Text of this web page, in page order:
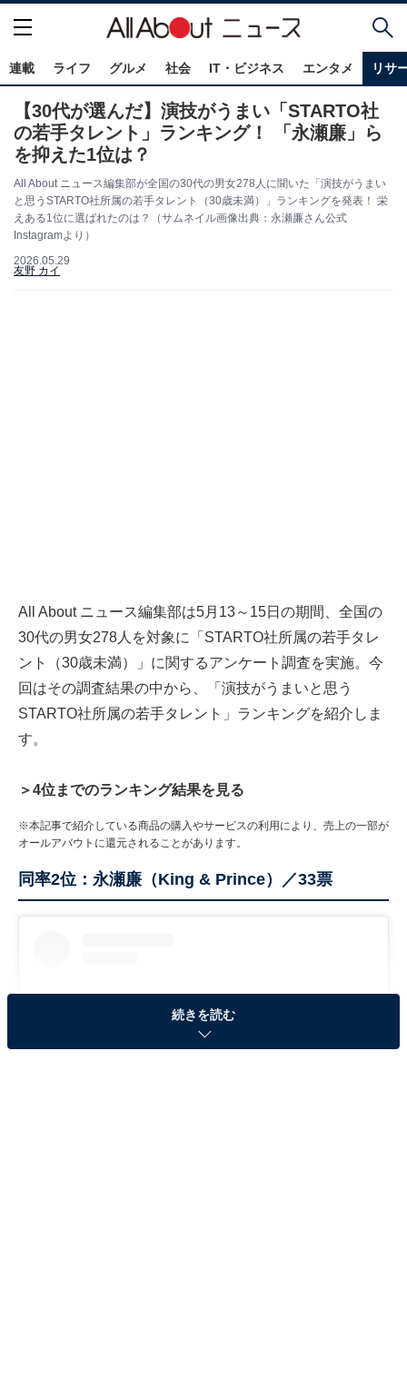
連載 ライフ グルメ 社会 IT・ビジネス エンタメ リサ
【30代が選んだ】演技がうまい「STARTO社
の若手タレント」ランキング！ 「永瀬廉」ら
を抑えた1位は？
All About ニュース編集部が全国の30代の男女278人に聞いた「演技がうまい
と思うSTARTO社所属の若手タレント（30歳未満）」ランキングを発表！ 栄
えある1位に選ばれたのは？（サムネイル画像出典：永瀬廉さん公式
Instagramより）
2026.05.29
友野 カイ
All About ニュース編集部は5月13～15日の期間、全国の
30代の男女278人を対象に「STARTO社所属の若手タレ
ント（30歳未満）」に関するアンケート調査を実施。今
回はその調査結果の中から、「演技がうまいと思う
STARTO社所属の若手タレント」ランキングを紹介しま
す。
＞4位までのランキング結果を見る
※本記事で紹介している商品の購入やサービスの利用により、売上の一部が
オールアバウトに還元されることがあります。
同率2位：永瀬廉（King & Prince）／33票
続きを読む